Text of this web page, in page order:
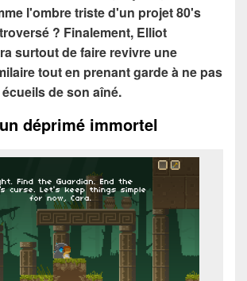
l'ombre triste d'un projet 80's
? Finalement, Elliot
surtout de faire revivre une
tout en prenant garde à ne pas
de son aîné.
déprimé immortel